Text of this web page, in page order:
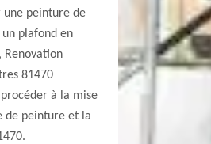
une peinture de
plafond en
Renovation
81470
à la mise
de peinture et la